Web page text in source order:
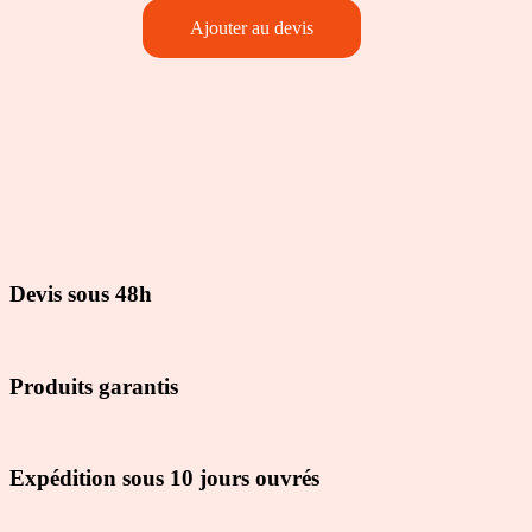
Ajouter au devis
Devis sous 48h
Produits garantis
Expédition sous 10 jours ouvrés